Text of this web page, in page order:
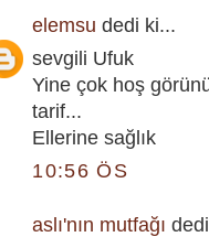
elemsu dedi ki...
sevgili Ufuk
Yine çok hoş
tarif...
Ellerine sağlık
10:56 ÖS
aslı'nın mutfağı